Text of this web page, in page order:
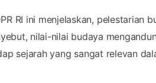
RI ini menjelaskan, pelestarian
nilai-nilai budaya
sejarah yang sangat relevan